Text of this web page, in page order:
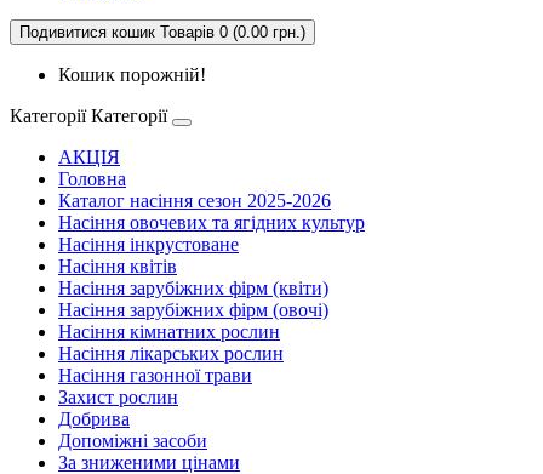
Подивитися кошик Товарів 0 (0.00 грн.)
Кошик порожній!
Категорії Категорії
АКЦІЯ
Головна
Каталог насіння сезон 2025-2026
Насіння овочевих та ягідних культур
Насіння інкрустоване
Насіння квітів
Насіння зарубіжних фірм (квіти)
Насіння зарубіжних фірм (овочі)
Насіння кімнатних рослин
Насіння лікарських рослин
Насіння газонної трави
Захист рослин
Добрива
Допоміжні засоби
За зниженими цінами